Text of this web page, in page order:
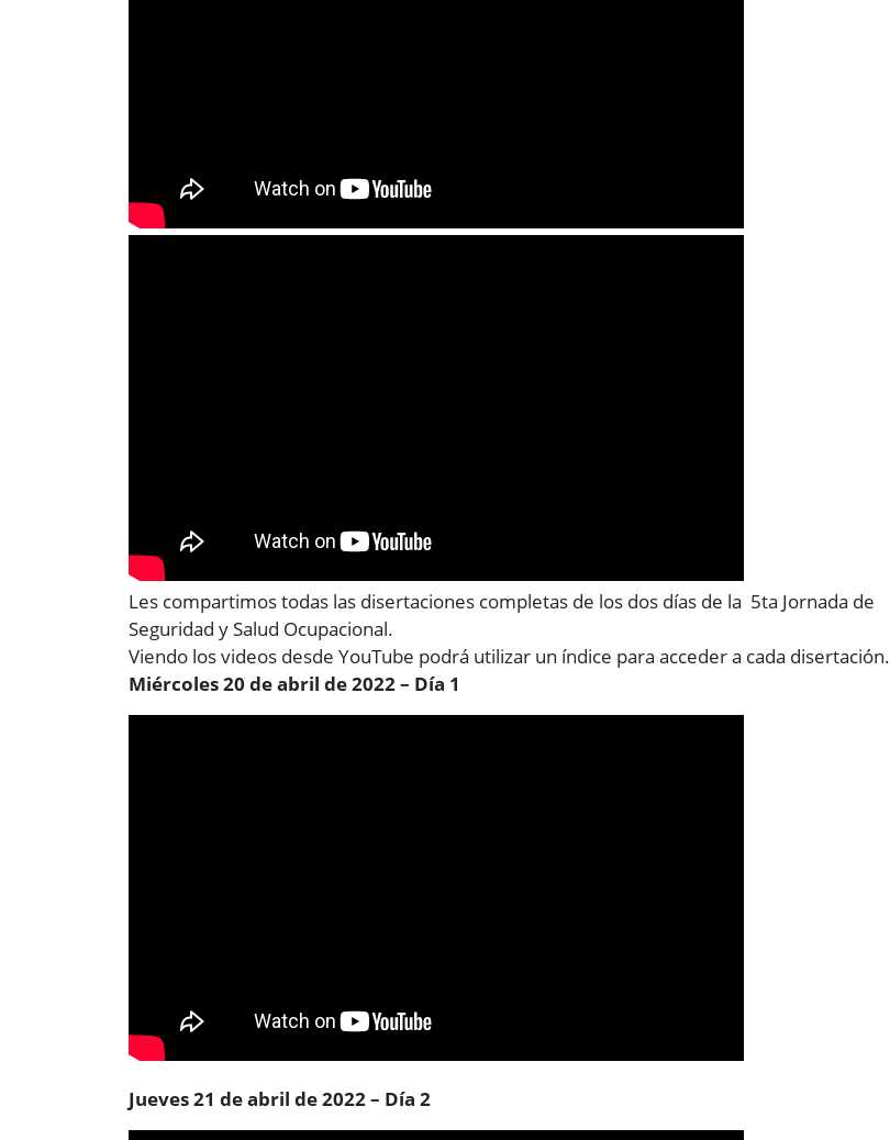
Les compartimos todas las disertaciones completas de los dos días de la 5ta Jornada de
Seguridad y Salud Ocupacional.
Viendo los videos desde YouTube podrá utilizar un índice para acceder a cada disertación.
Miércoles 20 de abril de 2022 – Día 1
Jueves 21 de abril de 2022 – Día 2